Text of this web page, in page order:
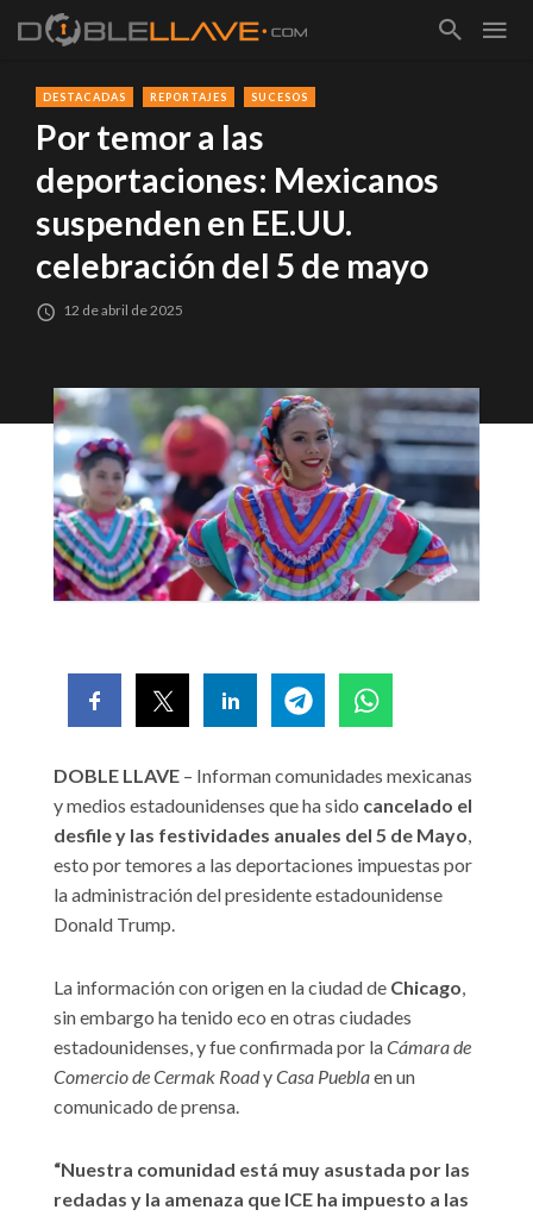
DESTACADAS REPORTAJES SUCESOS
Por temor a las
deportaciones: Mexicanos
suspenden en EE.UU.
celebración del 5 de mayo
12 de abril de 2025
DOBLE LLAVE – Informan comunidades mexicanas
y medios estadounidenses que ha sido cancelado el
desfile y las festividades anuales del 5 de Mayo,
esto por temores a las deportaciones impuestas por
la administración del presidente estadounidense
Donald Trump.
La información con origen en la ciudad de Chicago,
sin embargo ha tenido eco en otras ciudades
estadounidenses, y fue confirmada por laCámara de
Comercio de Cermak RoadyCasa Pueblaen un
comunicado de prensa.
“Nuestra comunidad está muy asustada por las
redadas y la amenaza que ICE ha impuesto a las